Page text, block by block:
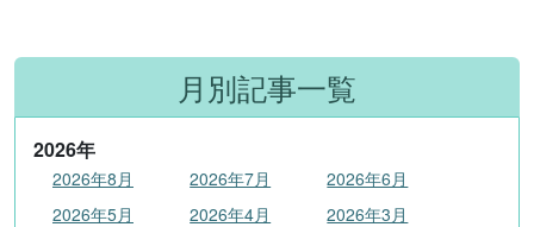
月別記事一覧
2026年
2026年8月 2026年7月
2026年6月
2026年5月
2026年4月
2026年3月